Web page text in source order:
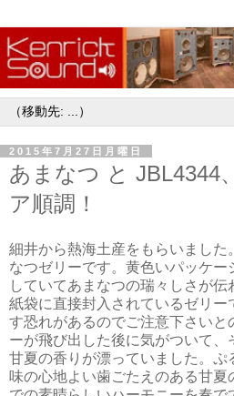
2015年7月27日月曜日
あまなつ と JBL4344
ア順調！
細井から熱海土産をもらいました
なつゼリーです。黄色いパッケー
していてあまなつの瑞々しさが伝
紙袋に直接封入されているゼリー
す恐れがあるのでご注意下さいと
ーが飛び出した後に気がついて、
甘夏の香りが漂っていました。ぷ
味の心地よい歯ごたえのある甘夏